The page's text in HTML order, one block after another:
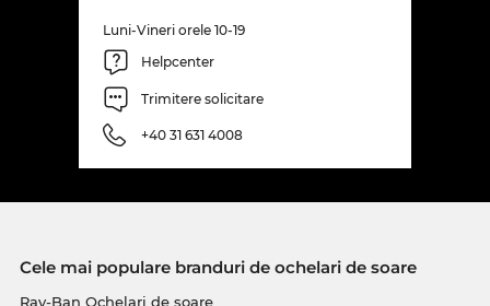
Luni-Vineri orele 10-19
Helpcenter
Trimitere solicitare
+40 31 631 4008
Cele mai populare branduri de ochelari de soare
Ray-Ban Ochelari de soare